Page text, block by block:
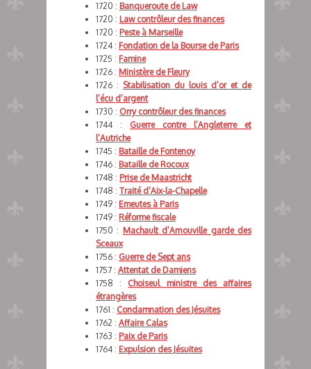
1720 : Banqueroute de Law
1720 : Law contrôleur des finances
1720 : Peste à Marseille
1724 : Fondation de la Bourse de Paris
1725 : Famine
1726 : Ministère de Fleury
1726 : Stabilisation du louis d’or et de
l’écu d’argent
1730 : Orry contrôleur des finances
1744 : Guerre contre l’Angleterre et
l’Autriche
1745 : Bataille de Fontenoy
1746 : Bataille de Rocoux
1748 : Prise de Maastricht
1748 : Traité d’Aix-la-Chapelle
1749 : Emeutes à Paris
1749 : Réforme fiscale
1750 : Machault d’Arnouville garde des
Sceaux
1756 : Guerre de Sept ans
1757 : Attentat de Damiens
1758 : Choiseul ministre des affaires
étrangères
1761 : Condamnation des Jésuites
1762 : Affaire Calas
1763 : Paix de Paris
1764 : Expulsion des Jésuites